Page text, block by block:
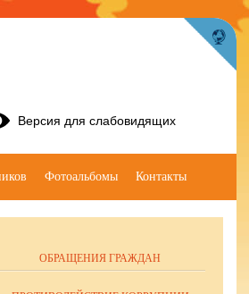
ОБРАЩЕНИЯ ГРАЖДАН
Версия для слабовидящих
Фотоальбомы Контакты